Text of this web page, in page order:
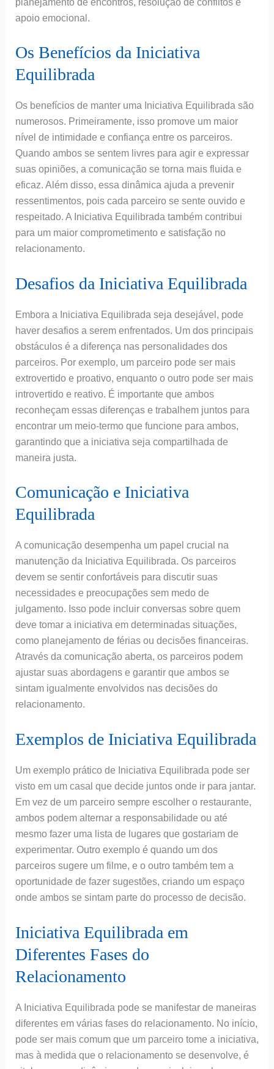
apoio emocional.
Os Benefícios da Iniciativa
Equilibrada
Os benefícios de manter uma Iniciativa Equilibrada são
numerosos. Primeiramente, isso promove um maior
nível de intimidade e confiança entre os parceiros.
Quando ambos se sentem livres para agir e expressar
suas opiniões, a comunicação se torna mais fluida e
eficaz. Além disso, essa dinâmica ajuda a prevenir
ressentimentos, pois cada parceiro se sente ouvido e
respeitado. A Iniciativa Equilibrada também contribui
para um maior comprometimento e satisfação no
relacionamento.
Desafios da Iniciativa Equilibrada
Embora a Iniciativa Equilibrada seja desejável, pode
haver desafios a serem enfrentados. Um dos principais
obstáculos é a diferença nas personalidades dos
parceiros. Por exemplo, um parceiro pode ser mais
extrovertido e proativo, enquanto o outro pode ser mais
introvertido e reativo. É importante que ambos
reconheçam essas diferenças e trabalhem juntos para
encontrar um meio-termo que funcione para ambos,
garantindo que a iniciativa seja compartilhada de
maneira justa.
Comunicação e Iniciativa
Equilibrada
A comunicação desempenha um papel crucial na
manutenção da Iniciativa Equilibrada. Os parceiros
devem se sentir confortáveis para discutir suas
necessidades e preocupações sem medo de
julgamento. Isso pode incluir conversas sobre quem
deve tomar a iniciativa em determinadas situações,
como planejamento de férias ou decisões financeiras.
Através da comunicação aberta, os parceiros podem
ajustar suas abordagens e garantir que ambos se
sintam igualmente envolvidos nas decisões do
relacionamento.
Exemplos de Iniciativa Equilibrada
Um exemplo prático de Iniciativa Equilibrada pode ser
visto em um casal que decide juntos onde ir para jantar.
Em vez de um parceiro sempre escolher o restaurante,
ambos podem alternar a responsabilidade ou até
mesmo fazer uma lista de lugares que gostariam de
experimentar. Outro exemplo é quando um dos
parceiros sugere um filme, e o outro também tem a
oportunidade de fazer sugestões, criando um espaço
onde ambos se sintam parte do processo de decisão.
Iniciativa Equilibrada em
Diferentes Fases do
Relacionamento
A Iniciativa Equilibrada pode se manifestar de maneiras
diferentes em várias fases do relacionamento. No início,
pode ser mais comum que um parceiro tome a iniciativa,
mas à medida que o relacionamento se desenvolve, é